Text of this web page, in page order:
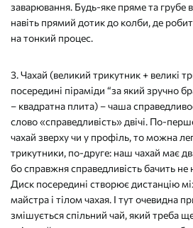
заварювання. Будь-яке пряме та грубе
навіть прямий дотик до колби, де
на тонкий процес.
3. Чахай (великий трикутник + великі
посередині піраміди “за який зручно
– квадратна плита) – чаша
слово «справедливість» двічі. По-
чахай зверху чи у профіль, то можна
трикутники, по-друге: наш чахай має
бо справжня справедливість бачить не
Диск посередині створює дистанцію
майстра і тілом чахая. І тут очевидна
змішується спільний чай, який треба